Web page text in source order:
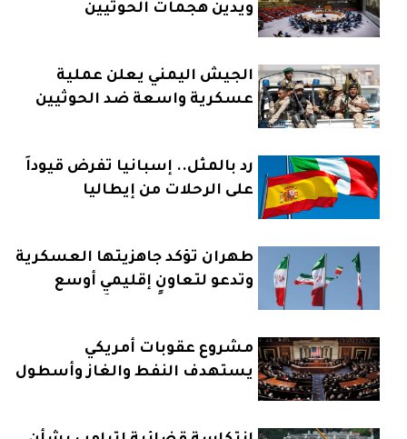
ويدين هجمات الحوثيين
الجيش اليمني يعلن عملية
عسكرية واسعة ضد الحوثيين
رد بالمثل.. إسبانيا تفرض قيوداً
على الرحلات من إيطاليا
طهران تؤكد جاهزيتها العسكرية
وتدعو لتعاونٍ إقليميٍ أوسع
مشروع عقوبات أمريكي
يستهدف النفط والغاز وأسطول